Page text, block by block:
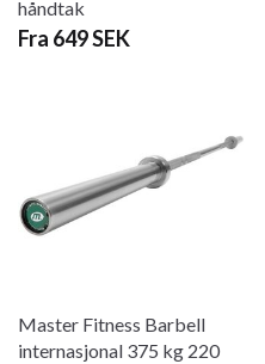
håndtak
Fra 649 SEK
Master Fitness Barbell
internasjonal 375 kg 220